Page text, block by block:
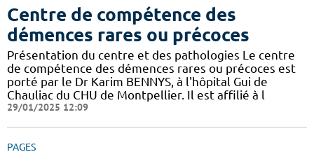
Centre de compétence des
démences rares ou précoces
Présentation du centre et des pathologies Le centre
de compétence des démences rares ou précoces est
porté par le Dr Karim BENNYS, à l'hôpital Gui de
Chauliac du CHU de Montpellier. Il est affilié à l
29/01/2025 12:09
PAGES